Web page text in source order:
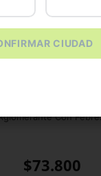
Con
$73.800
CIUDAD